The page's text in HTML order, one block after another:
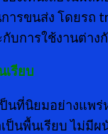
ารขนส่ง โดยรถ
บการใช้งานต่าง
เรียบ
นที่นิยมอย่างแพร่
ป็นพื้นเรียบ ไม่มีผ